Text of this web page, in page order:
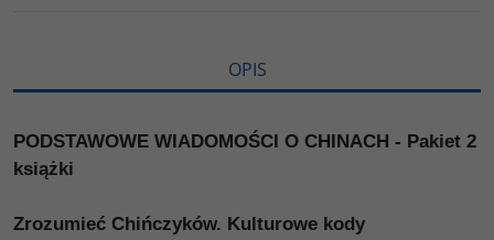
OPIS
PODSTAWOWE WIADOMOŚCI O CHINACH - Pakiet 2
książki
Zrozumieć Chińczyków. Kulturowe kody